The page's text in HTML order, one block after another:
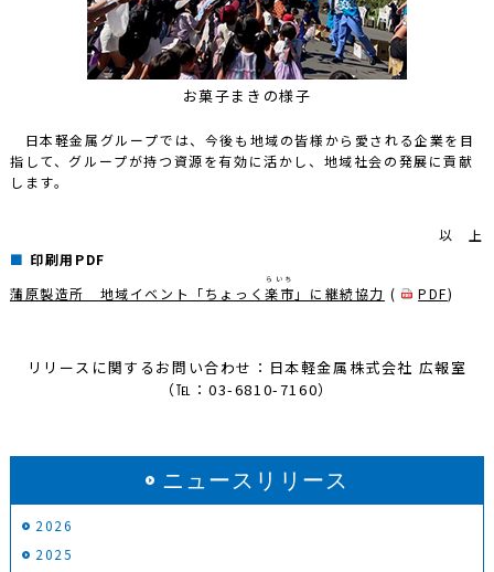
お菓子まきの様子
日本軽金属グループでは、今後も地域の皆様から愛される企業を目
指して、グループが持つ資源を有効に活かし、地域社会の発展に貢献
します。
以 上
印刷用PDF
蒲原製造所 地域イベント「ちょっく楽市
らいち
」に継続協力 ( PDF)
リリースに関するお問い合わせ：日本軽金属株式会社 広報室
（℡：03-6810-7160）
ニュースリリース
2026
2025